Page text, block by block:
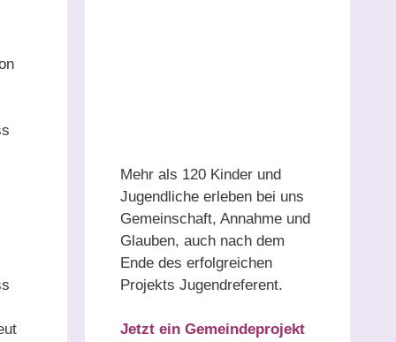
Mehr als 120 Kinder und
Jugendliche erleben bei uns
Gemeinschaft, Annahme und
Glauben, auch nach dem
Ende des erfolgreichen
Projekts Jugendreferent.
Jetzt ein Gemeindeprojekt